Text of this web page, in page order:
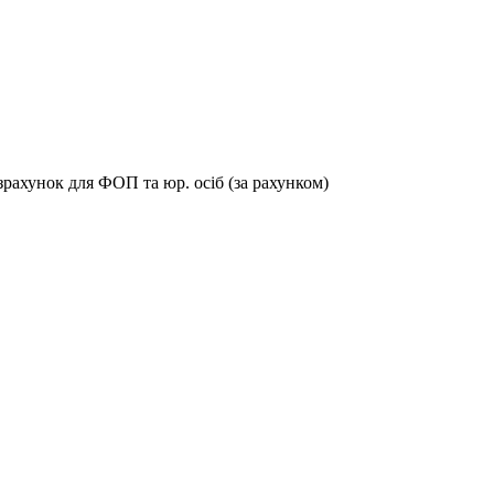
для ФОП та юр. осіб (за рахунком)